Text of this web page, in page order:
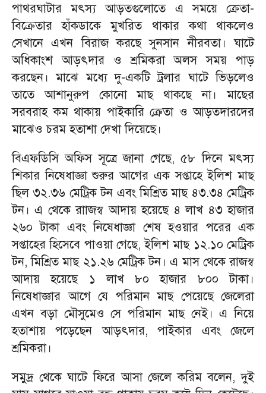
পাথরঘাটার মৎস্য আড়তগুলোতে এ সময়ে ক্রেতা-
বিক্রেতার হাঁকডাকে মুখরিত থাকার কথা থাকলেও
সেখানে এখন বিরাজ করছে সুনসান নীরবতা। ঘাটে
অধিকাংশ আড়ৎদার ও শ্রমিকরা অলস সময় পাড়
করছেন। মাঝে মধ্যে দু-একটি ট্রলার ঘাটে ভিড়লেও
তাতে আশানুরুপ কোনো মাছ থাকছে না। মাছের
সরবরাহ কম থাকায় পাইকারি ক্রেতা ও আড়তদারদের
মাঝেও চরম হতাশা দেখা দিয়েছে।
বিএফডিসি অফিস সূত্রে জানা গেছে, ৫৮ দিনে মৎস্য
শিকার নিষেধাজ্ঞা শুরুর আগের এক সপ্তাহে ইলিশ মাছ
ছিল ৩২.৩৬ মেট্রিক টন এবং মিশ্রিত মাছ ৪৩.৩৪ মেট্রিক
টন। এ থেকে রাাজস্ব আদায় হয়েছে ৪ লাখ ৪৩ হাজার
২৬০ টাকা এবং নিষেধাজ্ঞা শেষ হওয়ার পরের এক
সপ্তাহের হিসেবে পাওয়া গেছে, ইলিশ মাছ ১২.১০ মেট্রিক
টন, মিশ্রিত মাছ ২১.২৬ মেট্রিক টন। এ মাস থেকে রাজস্ব
আদায় হয়েছে ১ লাখ ৮০ হাজার ৮০০ টাকা।
নিষেধাজ্ঞার আগে যে পরিমান মাছ পেয়েছে জেলেরা
এখন বড়া মৌসুমেও সে পরিমান মাছ নেই। এ নিয়ে
হতাশায় পড়েছেন আড়ৎদার, পাইকার এবং জেলে
শ্রমিকরা।
সমুদ্র থেকে ঘাটে ফিরে আসা জেলে করিম বলেন, দুই